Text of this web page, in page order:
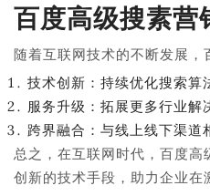
百度高级搜素营
随着互联网技术的不断发展，
技术创新：持续优化搜索算
服务升级：拓展更多行业解
跨界融合：与线上线下渠道
总之，在互联网时代，百度
创新的技术手段，助力企业在